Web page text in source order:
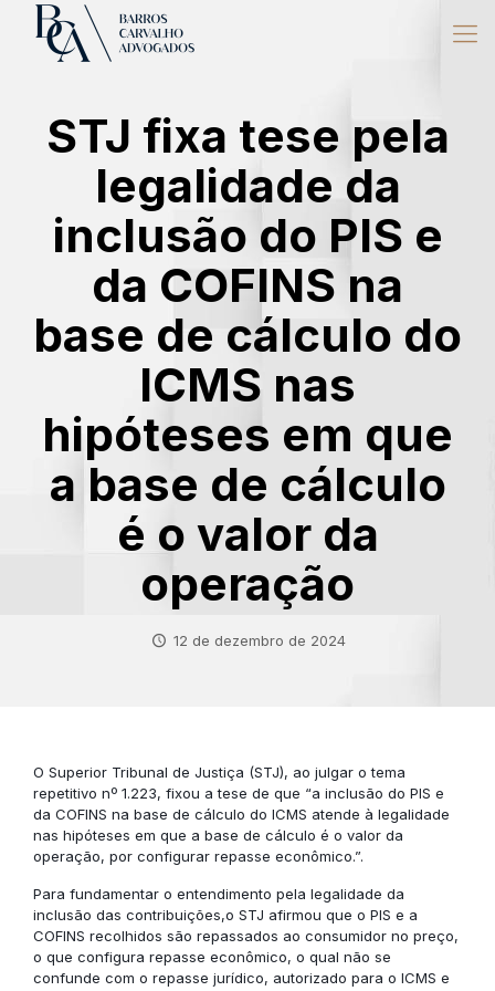
STJ fixa tese pela
legalidade da
inclusão do PIS e
da COFINS na
base de cálculo do
ICMS nas
hipóteses em que
a base de cálculo
é o valor da
operação
12 de dezembro de 2024
O Superior Tribunal de Justiça (STJ), ao julgar o tema
repetitivo nº 1.223, fixou a tese de que “a inclusão do PIS e
da COFINS na base de cálculo do ICMS atende à legalidade
nas hipóteses em que a base de cálculo é o valor da
operação, por configurar repasse econômico.”.
Para fundamentar o entendimento pela legalidade da
inclusão das contribuições,o STJ afirmou que o PIS e a
COFINS recolhidos são repassados ao consumidor no preço,
o que configura repasse econômico, o qual não se
confunde com o repasse jurídico, autorizado para o ICMS e